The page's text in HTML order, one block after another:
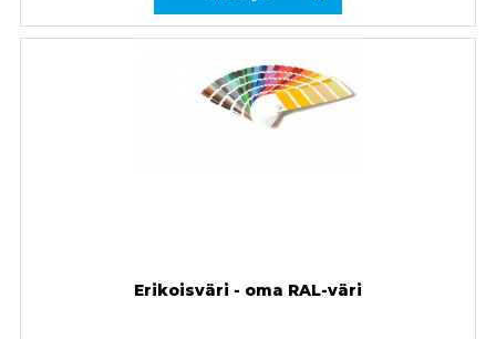
Erikoisväri - oma RAL-väri